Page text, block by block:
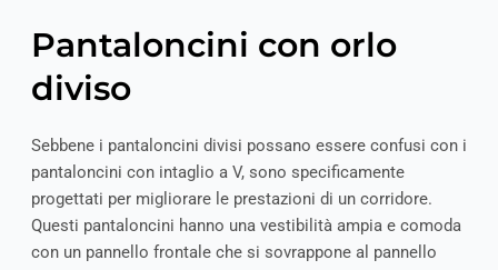
Pantaloncini con orlo
diviso
Sebbene i pantaloncini divisi possano essere confusi con i
pantaloncini con intaglio a V, sono specificamente
progettati per migliorare le prestazioni di un corridore.
Questi pantaloncini hanno una vestibilità ampia e comoda
con un pannello frontale che si sovrappone al pannello